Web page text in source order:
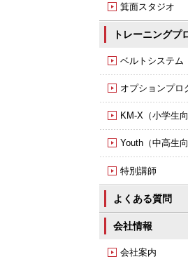
箕面スタジオ
トレーニングプ
ベルトシステム
オプションプロ
KM-X（小学生向
Youth（中高生向
特別講師
よくある質問
会社情報
会社案内